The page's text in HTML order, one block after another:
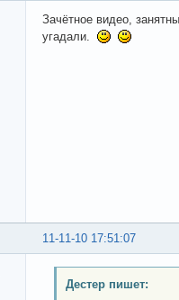
Зачётное видео,
угадали.
11-11-10 17:51:07
Дестер пишет: